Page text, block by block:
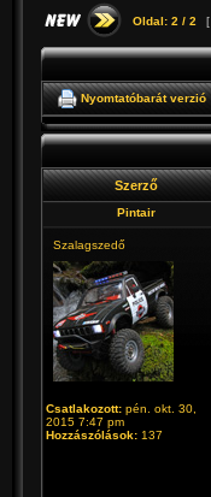
Oldal: 2 / 2
Nyomtatóbarát verzió
Szerző
Pintair
Szalagszedő
Csatlakozott: pén. okt. 30,
2015 7:47 pm
Hozzászólások: 137